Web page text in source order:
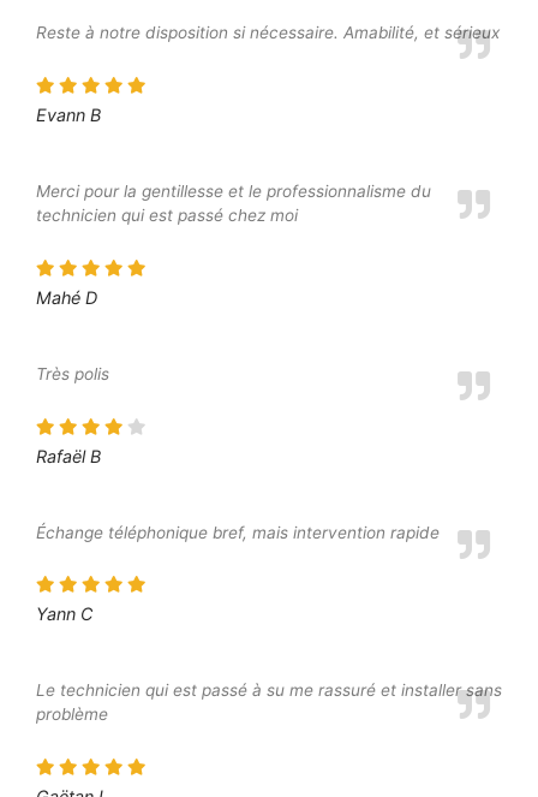
Reste à notre disposition si nécessaire. Amabilité, et sérieux
Evann B
Merci pour la gentillesse et le professionnalisme du
technicien qui est passé chez moi
Mahé D
Très polis
Rafaël B
Échange téléphonique bref, mais intervention rapide
Yann C
Le technicien qui est passé à su me rassuré et installer sans
problème